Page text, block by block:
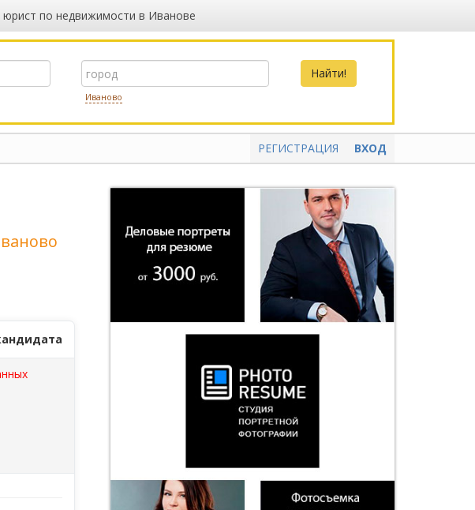
по недвижимости в Иванове
Иваново
ВХОД
РЕГИСТРАЦИЯ